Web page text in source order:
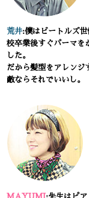
荒井:僕はビートルズ
校卒業後すぐパーマを
した。
だから髪型をアレンジ
敵ならそれでいいし。